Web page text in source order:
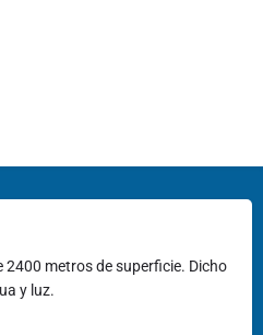
2400 metros de superficie. Dicho
y luz.